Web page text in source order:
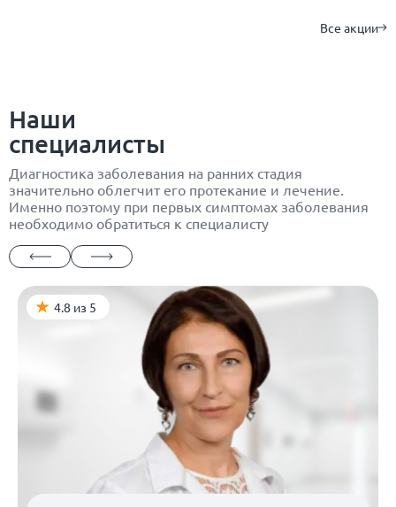
Все акции
Наши
специалисты
Диагностика заболевания на ранних стадия
значительно облегчит его протекание и лечение.
Именно поэтому при первых симптомах заболевания
необходимо обратиться к специалисту
4.8 из 5